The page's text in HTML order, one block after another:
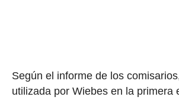
Según el informe de los
utilizada por Wiebes en la primera